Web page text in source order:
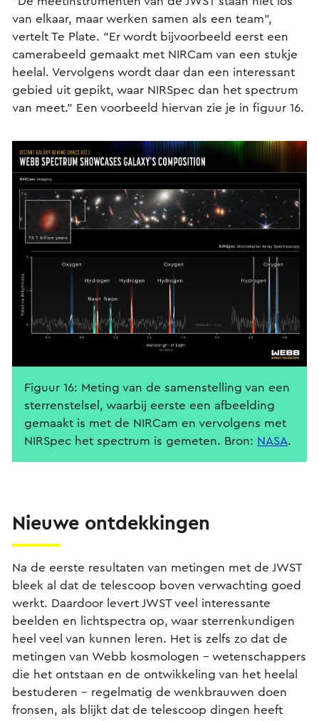
van elkaar, maar werken samen als een team”,
vertelt Te Plate. “Er wordt bijvoorbeeld eerst een
camerabeeld gemaakt met NIRCam van een stukje
heelal. Vervolgens wordt daar dan een interessant
gebied uit gepikt, waar NIRSpec dan het spectrum
van meet.” Een voorbeeld hiervan zie je in figuur 16.
Figuur 16: Meting van de samenstelling van een
sterrenstelsel, waarbij eerste een afbeelding
gemaakt is met de NIRCam en vervolgens met
NIRSpec het spectrum is gemeten. Bron: NASA.
Nieuwe ontdekkingen
Na de eerste resultaten van metingen met de JWST
bleek al dat de telescoop boven verwachting goed
werkt. Daardoor levert JWST veel interessante
beelden en lichtspectra op, waar sterrenkundigen
heel veel van kunnen leren. Het is zelfs zo dat de
metingen van Webb kosmologen – wetenschappers
die het ontstaan en de ontwikkeling van het heelal
bestuderen – regelmatig de wenkbrauwen doen
fronsen, als blijkt dat de telescoop dingen heeft